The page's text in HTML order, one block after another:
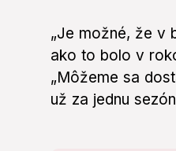
„Je možné, že v
ako to bolo v
„Môžeme sa
už za jednu